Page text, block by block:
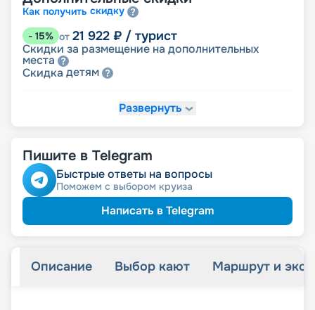
Как получить скидку
- 15% от 21 922 ₽ / турист
Скидки за размещение на дополнительных
места
Скидка детям
₽/ турист
Скидкамолодожёнам
Развернуть
Пишите в Telegram
Быстрые ответы на вопросы
Поможем с выбором круиза
Написать в Telegram
Описание Выбор кают Маршрут и